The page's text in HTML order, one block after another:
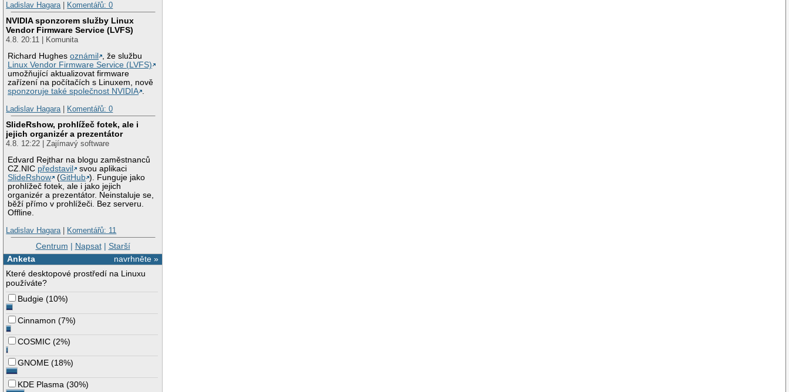
Ladislav Hagara| Komentářů: 0
NVIDIA sponzorem služby Linux
Vendor Firmware Service (LVFS)
4.8. 20:11 | Komunita
Richard Hughesoznámil
, že službu
Linux Vendor Firmware Service (LVFS)
umožňující aktualizovat firmware
zařízení na počítačích s Linuxem, nově
sponzoruje také společnost NVIDIA .
Ladislav Hagara| Komentářů: 0
SlideRshow, prohlížeč fotek, ale i
jejich organizér a prezentátor
4.8. 12:22 | Zajímavý software
Edvard Rejthar na blogu zaměstnanců
CZ.NIC představil
svou aplikaci
SlideRshow
(GitHub ). Funguje jako
prohlížeč fotek, ale i jako jejich
organizér a prezentátor. Neinstaluje se,
běží přímo v prohlížeči. Bez serveru.
Offline.
Ladislav Hagara| Komentářů: 11
Centrum | Napsat| Starší
navrhněte »
Anketa
Které desktopové prostředí na Linuxu
používáte?
Budgie (10%)
Cinnamon (7%)
COSMIC (2%)
GNOME (18%)
KDE Plasma (30%)